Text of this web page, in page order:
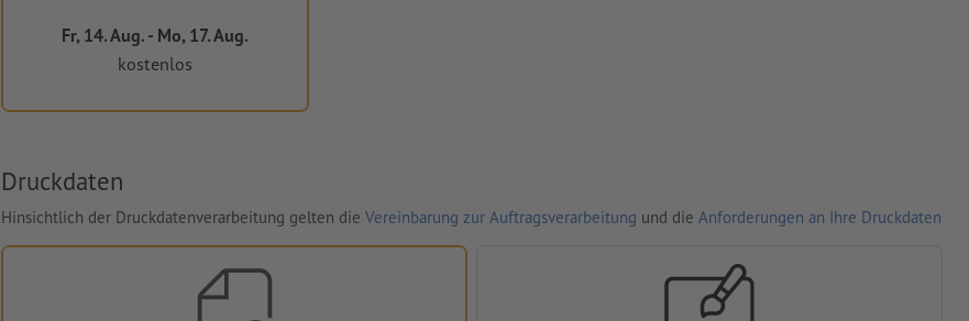
Fr, 14. Aug. - Mo, 17. Aug.
kostenlos
Druckdaten
Hinsichtlich der Druckdatenverarbeitung gelten die Vereinbarung zur Auftragsverarbeitung und die Anforderungen an Ihre Druckdaten